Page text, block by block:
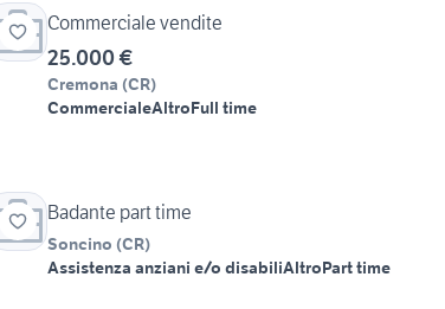
Commerciale vendite
25.000 €
Cremona (CR)
CommercialeAltroFull time
Badante part time
Soncino (CR)
Assistenza anziani e/o disabiliAltroPart time